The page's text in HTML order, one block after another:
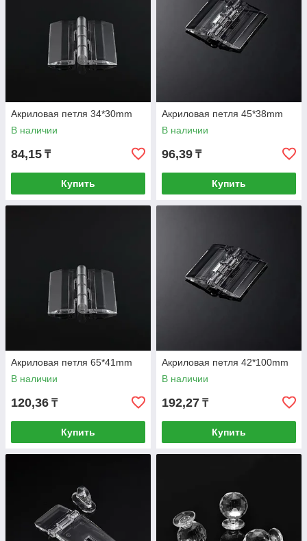
Акриловая петля 34*30mm
В наличии
84,15 ₸
Купить
Акриловая петля 45*38mm
В наличии
96,39 ₸
Купить
Акриловая петля 65*41mm
В наличии
120,36 ₸
Купить
Акриловая петля 42*100mm
В наличии
192,27 ₸
Купить